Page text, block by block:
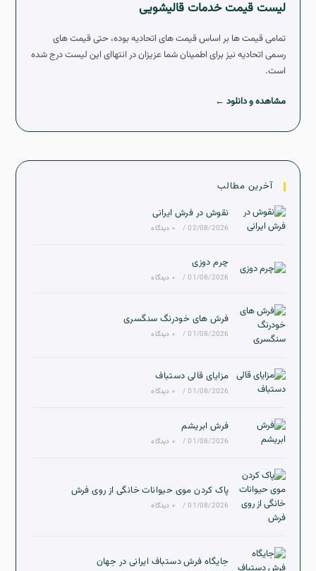
لیست قیمت خدمات قالیشویی
تمامی قیمت ها بر اساس قیمت های اتحادیه بوده، حتی قیمت های
رسمی اتحادیه نیز برای اطمینان شما عزیزان در انتهاای این لیست درج شده
است.
مشاهده و دانلود ←
آخرین مطالب
نقوش در فرش ایرانی
02/08/2026
/ ۰ دیدگاه
چرم دوزی
01/08/2026
/ ۰ دیدگاه
فرش های خودرنگ سنگسری
01/08/2026
/ ۰ دیدگاه
مزایای قالی دستباف
01/08/2026
/ ۰ دیدگاه
فرش ابریشم
01/08/2026
/ ۰ دیدگاه
پاک کردن موی حیوانات خانگی از روی فرش
01/08/2026
/ ۰ دیدگاه
جایگاه فرش دستباف ایرانی در جهان